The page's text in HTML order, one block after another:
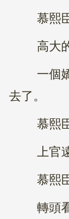
慕熙臣
高大的
一個嬌
去了。
慕熙臣
上官遠
慕熙臣
轉頭看